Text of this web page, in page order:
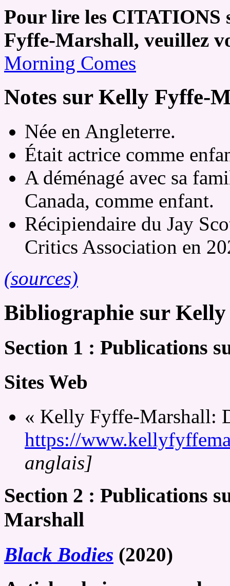
Pour lire les CITATIONS
Fyffe-Marshall, veuillez
Morning Comes
Notes sur Kelly Fyffe-
Née en Angleterre.
Était actrice comme
A déménagé avec sa
Canada, comme enfant.
Récipiendaire du Jay
Critics Association en
(sources)
Bibliographie sur
Section 1 : Publications
Sites Web
« Kelly Fyffe-Marshall:
https://
anglais]
Section 2 : Publications
Marshall
Black Bodies (2020)